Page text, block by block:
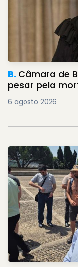
B. Câmara de
pesar pela
6 agosto 2026